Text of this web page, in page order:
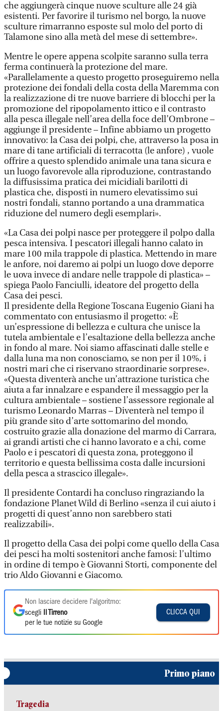
che aggiungerà cinque nuove sculture alle 24 già
esistenti. Per favorire il turismo nel borgo, la nuove
sculture rimarranno esposte sul molo del porto di
Talamone sino alla metà del mese di settembre».
Mentre le opere appena scolpite saranno sulla terra
ferma continuerà la protezione del mare.
«Parallelamente a questo progetto proseguiremo nella
protezione dei fondali della costa della Maremma con
la realizzazione di tre nuove barriere di blocchi per la
promozione del ripopolamento ittico e il contrasto
alla pesca illegale nell’area della foce dell’Ombrone –
aggiunge il presidente – Infine abbiamo un progetto
innovativo: la Casa dei polpi, che, attraverso la posa in
mare di tane artificiali di terracotta (le anfore) , vuole
offrire a questo splendido animale una tana sicura e
un luogo favorevole alla riproduzione, contrastando
la diffusissima pratica dei micidiali barilotti di
plastica che, disposti in numero elevatissimo sui
nostri fondali, stanno portando a una drammatica
riduzione del numero degli esemplari».
«La Casa dei polpi nasce per proteggere il polpo dalla
pesca intensiva. I pescatori illegali hanno calato in
mare 100 mila trappole di plastica. Mettendo in mare
le anfore, noi daremo ai polpi un luogo dove deporre
le uova invece di andare nelle trappole di plastica» –
spiega Paolo Fanciulli, ideatore del progetto della
Casa dei pesci.
Il presidente della Regione Toscana Eugenio Giani ha
commentato con entusiasmo il progetto: «È
un’espressione di bellezza e cultura che unisce la
tutela ambientale e l’esaltazione della bellezza anche
in fondo al mare. Noi siamo affascinati dalle stelle e
dalla luna ma non conosciamo, se non per il 10%, i
nostri mari che ci riservano straordinarie sorprese».
«Questa diventerà anche un’attrazione turistica che
aiuta a far innalzare e espandere il messaggio per la
cultura ambientale – sostiene l’assessore regionale al
turismo Leonardo Marras – Diventerà nel tempo il
più grande sito d’arte sottomarino del mondo,
costruito grazie alla donazione del marmo di Carrara,
ai grandi artisti che ci hanno lavorato e a chi, come
Paolo e i pescatori di questa zona, proteggono il
territorio e questa bellissima costa dalle incursioni
della pesca a strascico illegale».
Il presidente Contardi ha concluso ringraziando la
fondazione Planet Wild di Berlino «senza il cui aiuto i
progetti di quest’anno non sarebbero stati
realizzabili».
Il progetto della Casa dei polpi come quello della Casa
dei pesci ha molti sostenitori anche famosi: l’ultimo
in ordine di tempo è Giovanni Storti, componente del
trio Aldo Giovanni e Giacomo.
Non lasciare decidere l'algoritmo:
scegli
Il Tirreno
per le tue notizie su Google
CLICCA QUI
Primo piano
Tragedia